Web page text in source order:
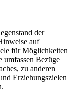
der
auf
für Möglichkeiten
umfassen Bezüge
zu anderen
Erziehungszielen